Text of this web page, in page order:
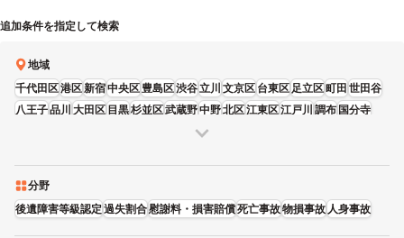
追加条件を指定して検索
地域
千代田区港区新宿中央区豊島区渋谷立川文京区台東区足立区町田世田谷
八王子品川大田区目黒杉並区武蔵野中野北区江東区江戸川調布国分寺
荒川区
分野
後遺障害等級認定過失割合慰謝料・損害賠償死亡事故物損事故人身事故